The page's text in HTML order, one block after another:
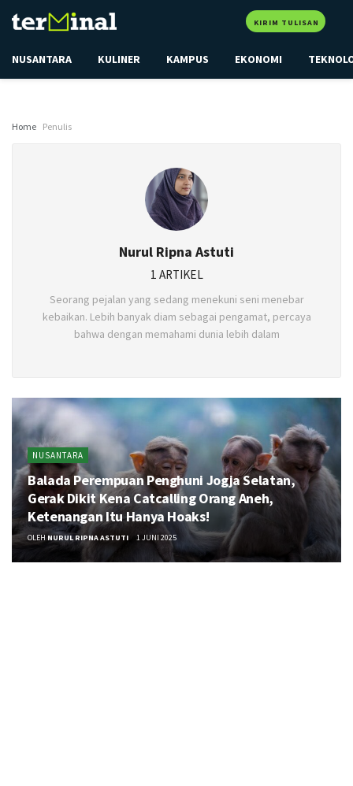
KIRIM TULISAN
NUSANTARA KULINER KAMPUS EKONOMI
Home Penulis
Nurul Ripna Astuti
1 ARTIKEL
Seorang pejalan yang sedang menekuni seni menebar
kebaikan. Lebih banyak diam sebagai pengamat, percaya
bahwa dengan memahami dunia lebih dalam
NUSANTARA
Balada Perempuan Penghuni Jogja Selatan,
Gerak Dikit Kena Catcalling Orang Aneh,
Ketenangan Itu Hanya Hoaks!
OLEH NURUL RIPNA ASTUTI 1 JUNI 2025